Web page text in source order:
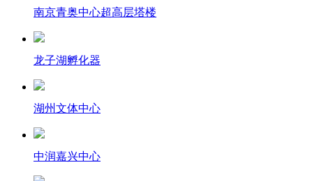
南京青奥中心超高层塔楼
龙子湖孵化器
湖州文体中心
中润嘉兴中心